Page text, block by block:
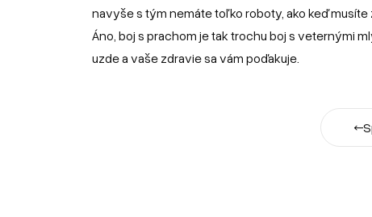
navyše s tým nemáte toľko roboty, ako keď
Áno, boj s prachom je tak trochu boj s veternými
uzde a vaše zdravie sa vám poďakuje.
←